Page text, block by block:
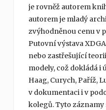
je rovněž autorem
autorem je mladý
zvýhodněnou cenu v
Putovní výstava
nebo zastřešující
modely, což dokládá i
Haag, Curych, Paříž,
v dokumentaci i v
kolegů. Tyto záznamy